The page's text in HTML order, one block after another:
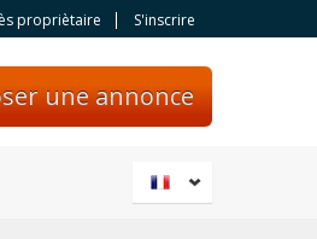
propriètaire S'inscrire
une annonce